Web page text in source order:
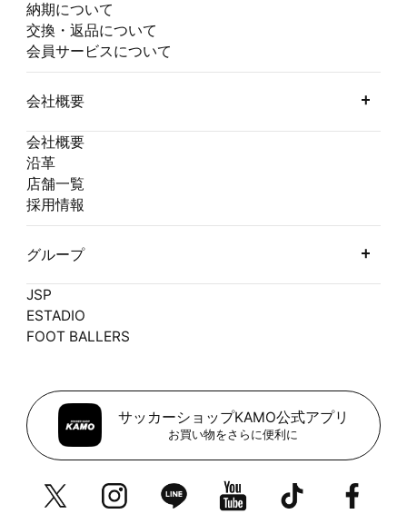
納期について
交換・返品について
会員サービスについて
会社概要
会社概要
沿革
店舗一覧
採用情報
グループ
JSP
ESTADIO
FOOT BALLERS
サッカーショップKAMO公式アプリ
お買い物をさらに便利に